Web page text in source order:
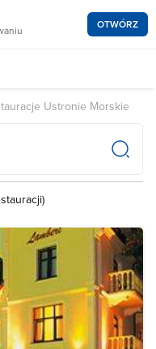
OTWÓRZ
Ustronie Morskie